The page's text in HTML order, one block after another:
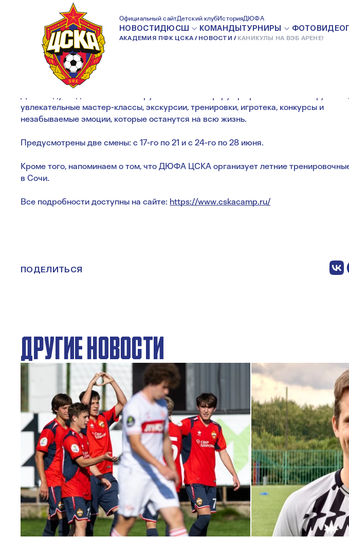
Официальный сайтДетский клубИсторияДЮФА
НОВОСТИДЮСШ КОМАНДЫТУРНИРЫ ФОТОВИДЕО
АКАДЕМИЯ ПФК ЦСКА НОВОСТИ КАНИКУЛЫ НА ВЭБ АРЕНЕ!
КАНИКУЛЫ НА ВЭБ АРЕНЕ!
увлекательные мастер-классы, экскурсии, тренировки, игротека, конкурсы и
незабываемые эмоции, которые останутся на всю жизнь.
Предусмотрены две смены: с 17-го по 21 и с 24-го по 28 июня.
Кроме того, напоминаем о том, что ДЮФА ЦСКА организует летние
в Сочи.
Все подробности доступны на сайте: https://www.cskacamp.ru/
ПОДЕЛИТЬСЯ
ДРУГИЕ НОВОСТИ
ЮФЛ: Московское дерби на «Октябре»
3 АВГУСТА 2026 14:15
С возвращением в родной
27 ИЮЛЯ 2026 14:40